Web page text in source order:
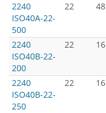
2240
ISO40A-22-
500
22 48
2240
ISO40B-22-
200
22 16
2240
ISO40B-22-
250
22 16